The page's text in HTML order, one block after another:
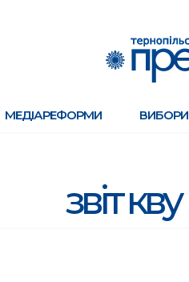
МЕДІАРЕФОРМИ ВИБОРИ
звіт кву